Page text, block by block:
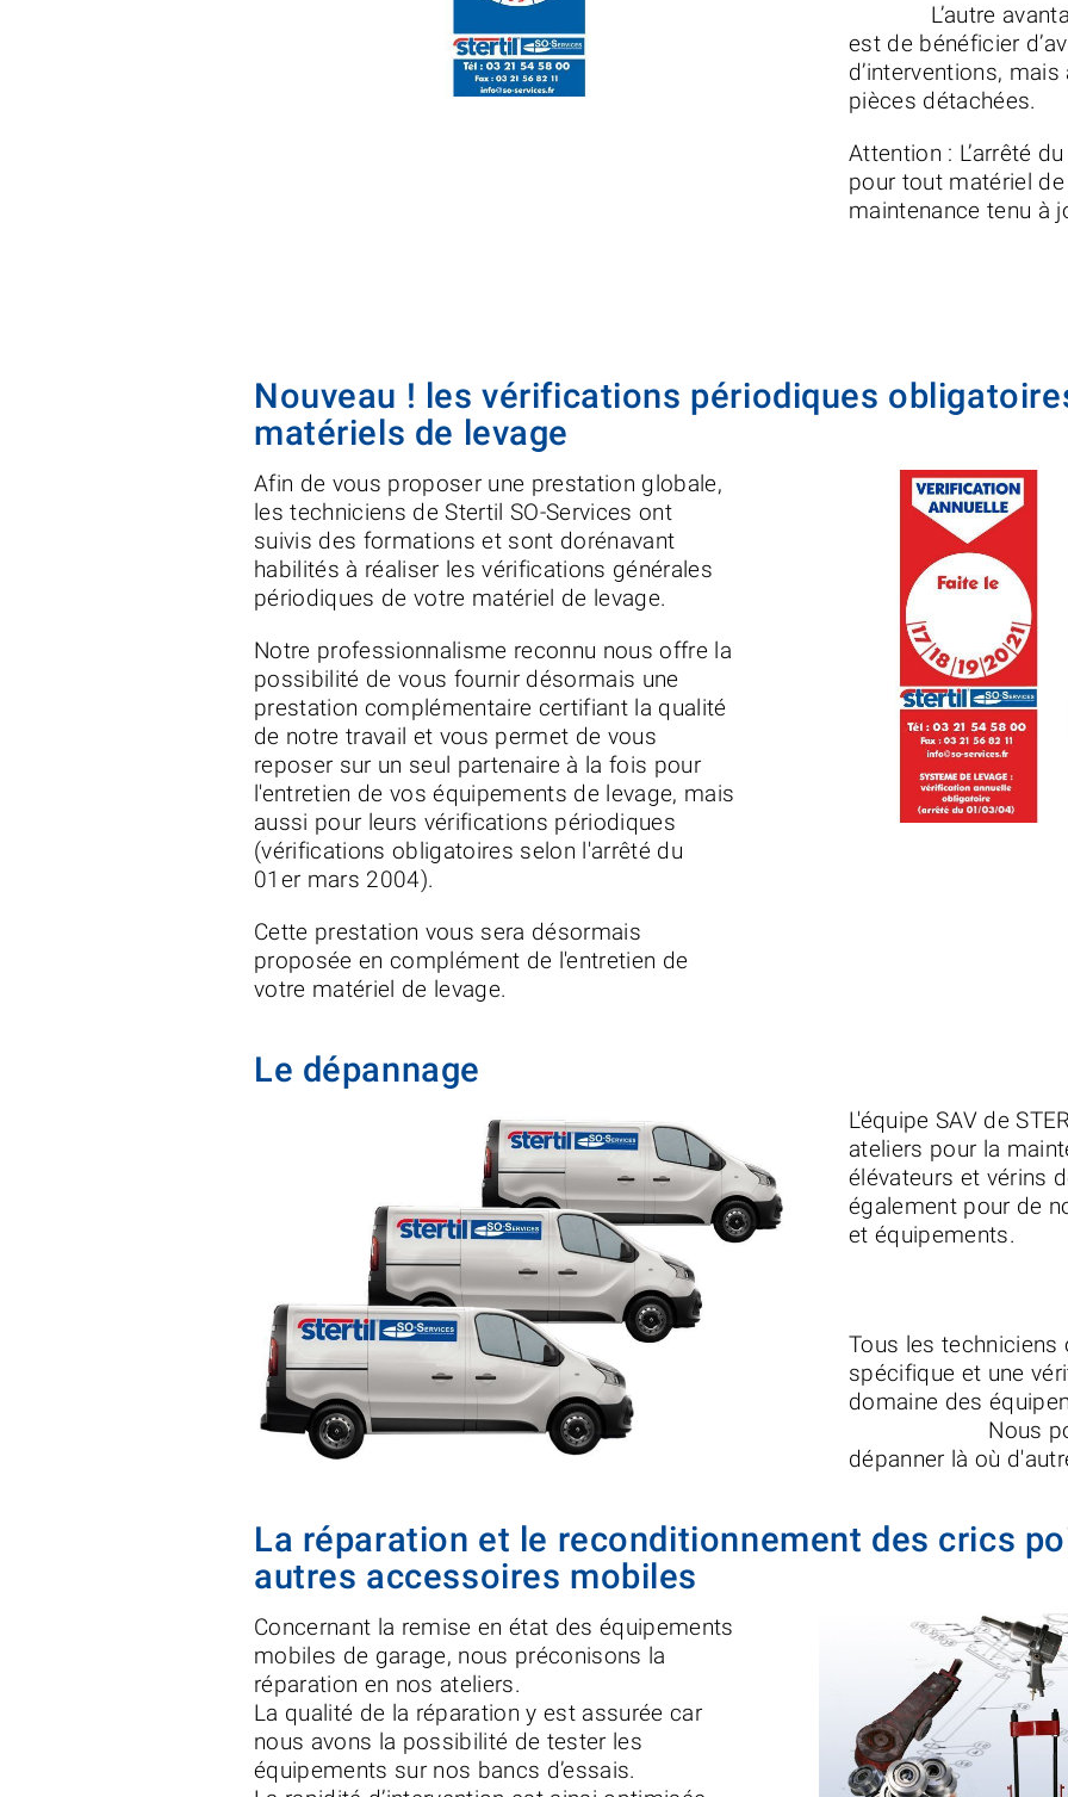
L’autre
est de bénéficier
d’interventions,
pièces détachées.
Attention : L’arrêté
pour tout matériel
maintenance tenu à
Nouveau ! les vérifications périodiques
matériels de levage
Afin de vous proposer une prestation globale,
les techniciens de Stertil SO-Services ont
suivis des formations et sont dorénavant
habilités à réaliser les vérifications générales
périodiques de votre matériel de levage.
Notre professionnalisme reconnu nous offre la
possibilité de vous fournir désormais une
prestation complémentaire certifiant la qualité
de notre travail et vous permet de vous
reposer sur un seul partenaire à la fois pour
l'entretien de vos équipements de levage, mais
aussi pour leurs vérifications périodiques
(vérifications obligatoires selon l'arrêté du
01er mars 2004).
Cette prestation vous sera désormais
proposée en complément de l'entretien de
votre matériel de levage.
Le dépannage
L'équipe SAV de
ateliers pour la
élévateurs et vérins
également pour de
et
Tous les
spécifique et une
domaine des
Nous
dépanner là où
La réparation et le reconditionnement des crics
autres accessoires mobiles
Concernant la remise en état des équipements
mobiles de garage, nous préconisons la
réparation en nos ateliers.
La qualité de la réparation y est assurée car
nous avons la possibilité de tester les
équipements sur nos bancs d’essais.